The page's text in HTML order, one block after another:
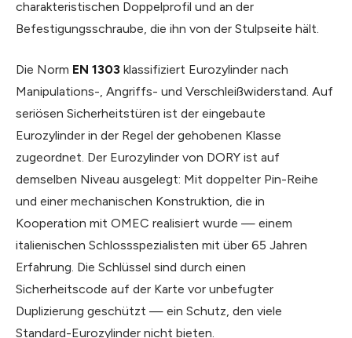
charakteristischen Doppelprofil und an der
Befestigungsschraube, die ihn von der Stulpseite hält.
Die Norm EN 1303 klassifiziert Eurozylinder nach
Manipulations-, Angriffs- und Verschleißwiderstand. Auf
seriösen Sicherheitstüren ist der eingebaute
Eurozylinder in der Regel der gehobenen Klasse
zugeordnet. Der Eurozylinder von DORY ist auf
demselben Niveau ausgelegt: Mit doppelter Pin-Reihe
und einer mechanischen Konstruktion, die in
Kooperation mit OMEC realisiert wurde — einem
italienischen Schlossspezialisten mit über 65 Jahren
Erfahrung. Die Schlüssel sind durch einen
Sicherheitscode auf der Karte vor unbefugter
Duplizierung geschützt — ein Schutz, den viele
Standard-Eurozylinder nicht bieten.